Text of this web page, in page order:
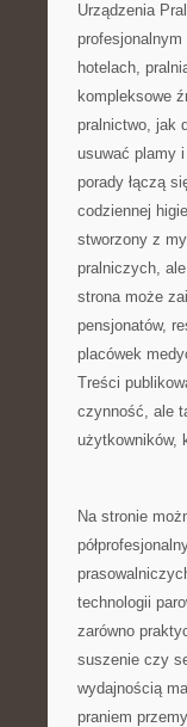
Urządzenia
hotelach,
kompleksowe
pralnictwo, jak
usuwać plamy
porady łączą
codziennej
stworzony z
pralniczych,
strona może
pensjonatów,
placówek
Treści
czynność, ale
użytkowników,
Na stronie
technologii
zarówno
suszenie czy
wydajnością
praniem